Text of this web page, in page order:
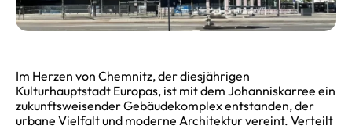
Im Herzen von Chemnitz, der diesjährigen
Kulturhauptstadt Europas, ist mit dem Johanniskarree ein
zukunftsweisender Gebäudekomplex entstanden, der
urbane Vielfalt und moderne Architektur vereint. Verteilt